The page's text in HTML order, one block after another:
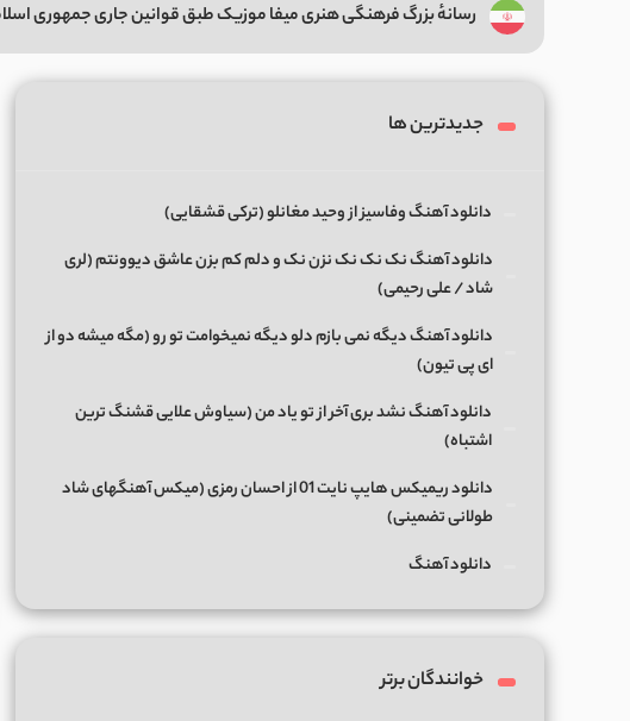
رسانهٔ بزرگ فرهنگی هنری میفا موزیک طبق قوانین جاری جمهوری
جدیدترین ها
دانلود آهنگ وفاسیز از وحید مغانلو (ترکی قشقایی)
دانلود آهنگ نک نک نک نزن نک و دلم کم بزن عاشق دیوونتم (لری
شاد / علی رحیمی)
دانلود آهنگ دیگه نمی بازم دلو دیگه نمیخوامت تو رو (مگه میشه دو از
ای پی تیون)
دانلود آهنگ نشد بری آخر از تو یاد من (سیاوش علایی قشنگ ترین
اشتباه)
دانلود ریمیکس هایپ نایت 01 از احسان رمزی (میکس آهنگهای شاد
طولانی تضمینی)
دانلود آهنگ
خوانندگان برتر